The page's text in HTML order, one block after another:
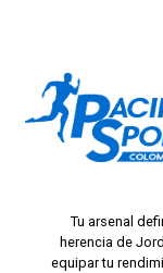
Tu arsenal
herencia de
equipar tu